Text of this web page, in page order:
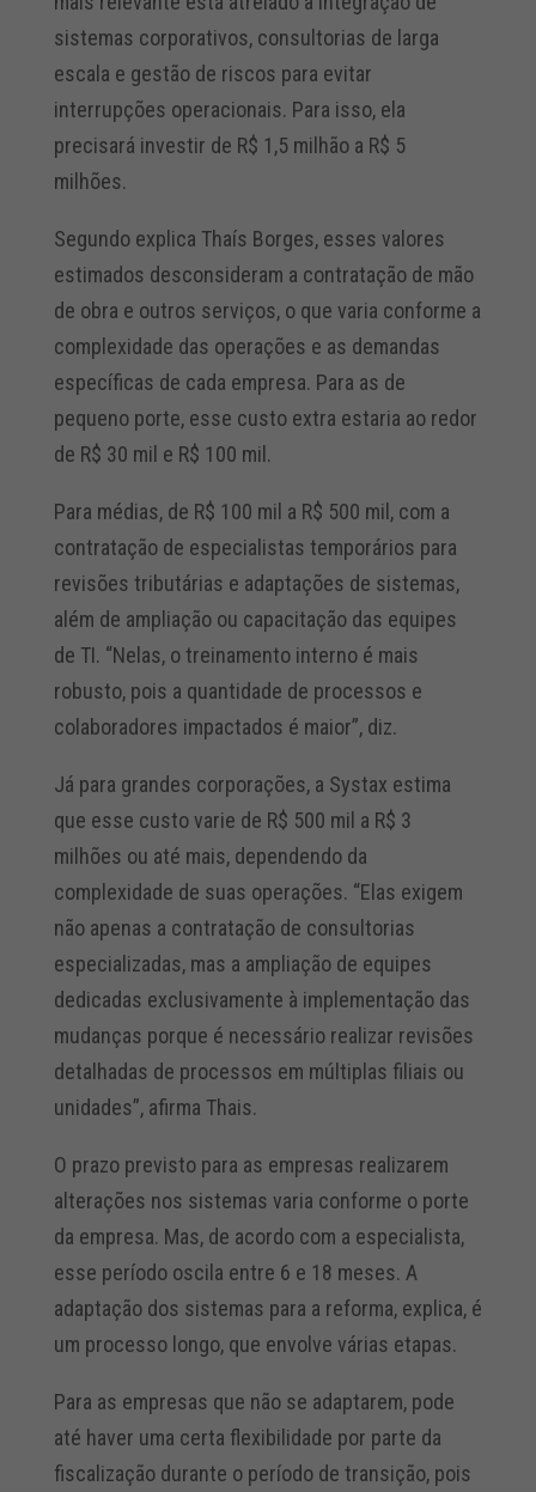
sistemas corporativos, consultorias de larga
escala e gestão de riscos para evitar
interrupções operacionais. Para isso, ela
precisará investir de R$ 1,5 milhão a R$ 5
milhões.
Segundo explica Thaís Borges, esses valores
estimados desconsideram a contratação de mão
de obra e outros serviços, o que varia conforme a
complexidade das operações e as demandas
específicas de cada empresa. Para as de
pequeno porte, esse custo extra estaria ao redor
de R$ 30 mil e R$ 100 mil.
Para médias, de R$ 100 mil a R$ 500 mil, com a
contratação de especialistas temporários para
revisões tributárias e adaptações de sistemas,
além de ampliação ou capacitação das equipes
de TI. “Nelas, o treinamento interno é mais
robusto, pois a quantidade de processos e
colaboradores impactados é maior”, diz.
Já para grandes corporações, a Systax estima
que esse custo varie de R$ 500 mil a R$ 3
milhões ou até mais, dependendo da
complexidade de suas operações. “Elas exigem
não apenas a contratação de consultorias
especializadas, mas a ampliação de equipes
dedicadas exclusivamente à implementação das
mudanças porque é necessário realizar revisões
detalhadas de processos em múltiplas filiais ou
unidades”, afirma Thais.
O prazo previsto para as empresas realizarem
alterações nos sistemas varia conforme o porte
da empresa. Mas, de acordo com a especialista,
esse período oscila entre 6 e 18 meses. A
adaptação dos sistemas para a reforma, explica, é
um processo longo, que envolve várias etapas.
Para as empresas que não se adaptarem, pode
até haver uma certa flexibilidade por parte da
fiscalização durante o período de transição, pois